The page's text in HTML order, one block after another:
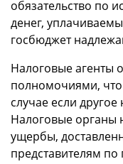
обязательство по
денег,
госбюджет
Налоговые агенты
полномочиями,
случае если
Налоговые органы
ущербы,
представителям